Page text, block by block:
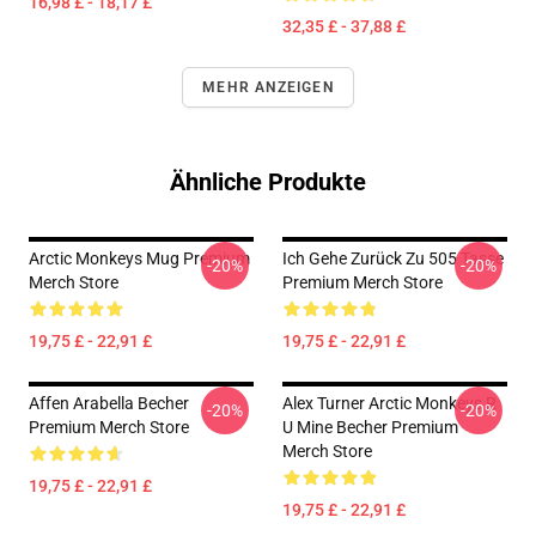
32,35 £ - 37,88 £
MEHR ANZEIGEN
Ähnliche Produkte
Arctic Monkeys Mug Premium
Merch Store
19,75 £ - 22,91 £
-20%
Ich Gehe Zurück Zu 505 Tasse
Premium Merch Store
19,75 £ - 22,91 £
-20%
Affen Arabella Becher
Premium Merch Store
19,75 £ - 22,91 £
-20%
Alex Turner Arctic Monkeys R
U Mine Becher Premium
Merch Store
19,75 £ - 22,91 £
-20%